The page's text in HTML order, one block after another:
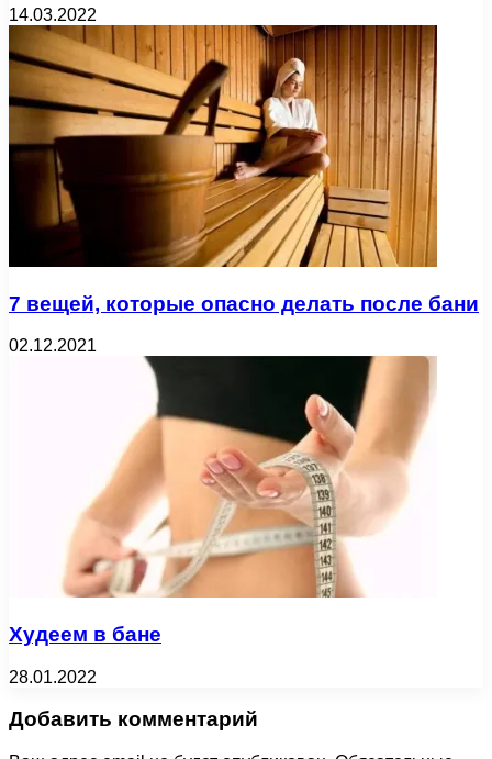
14.03.2022
7 вещей, которые опасно делать после бани
02.12.2021
Худеем в бане
28.01.2022
Добавить комментарий